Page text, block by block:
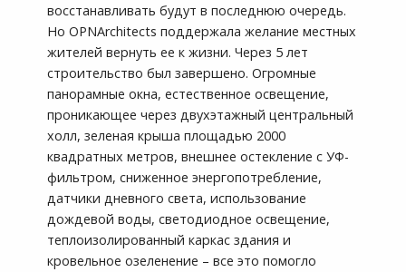
восстанавливать будут в последнюю очередь.
Но OPNArchitects поддержала желание местных
жителей вернуть ее к жизни. Через 5 лет
строительство был завершено. Огромные
панорамные окна, естественное освещение,
проникающее через двухэтажный центральный
холл, зеленая крыша площадью 2000
квадратных метров, внешнее остекление с УФ-
фильтром, сниженное энергопотребление,
датчики дневного света, использование
дождевой воды, светодиодное освещение,
теплоизолированный каркас здания и
кровельное озеленение – все это помогло